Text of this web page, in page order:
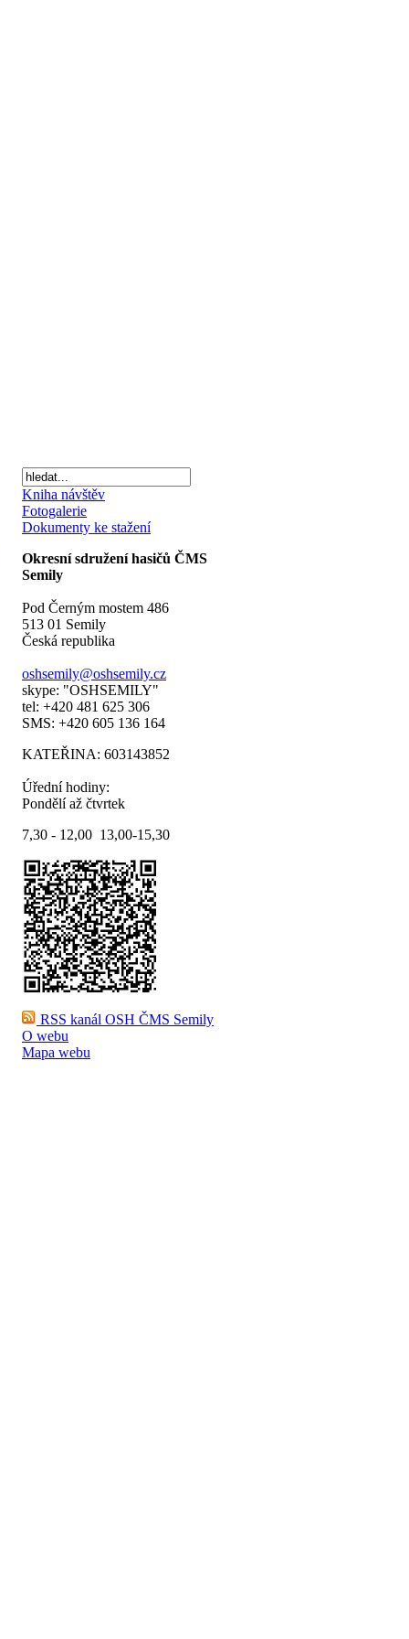
Kniha návštěv
Fotogalerie
Dokumenty ke stažení
Okresní sdružení hasičů ČMS
Semily
Pod Černým mostem 486
513 01 Semily
Česká republika
oshsemily@oshsemily.cz
skype: "OSHSEMILY"
tel: +420 481 625 306
SMS: +420 605 136 164
KATEŘINA: 603143852
Úřední hodiny:
Pondělí až čtvrtek
7,30 - 12,00 13,00-15,30
RSS kanál OSH ČMS Semily
O webu
Mapa webu